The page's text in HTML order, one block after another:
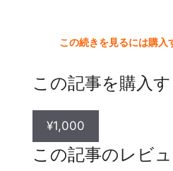
この続きを見るには購入
この記事を購入す
¥1,000
この記事のレビ